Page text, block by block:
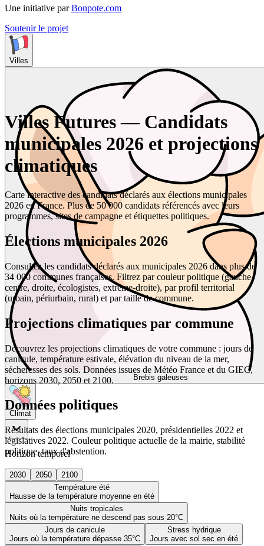
Une initiative par Bonpote.com
Soutenir le projet
Villes
Brebis galeuses
Climat
Horizon temporel
2030 2050
2100
Température été
Hausse de la température moyenne en été
Nuits tropicales
Nuits où la température ne descend pas sous 20°C
Jours de canicule
Jours où la température dépasse 35°C
Stress hydrique
Jours avec sol sec en été
Villes Futures — Candidats
municipales 2026 et projections
climatiques
Carte interactive des candidats déclarés aux élections municipales
2026 en France. Plus de 50 000 candidats référencés avec leurs
programmes, sites de campagne et étiquettes politiques.
Élections municipales 2026
Consultez les candidats déclarés aux municipales 2026 dans plus de
34 000 communes françaises. Filtrez par couleur politique (gauche,
centre, droite, écologistes, extrême-droite), par profil territorial
(urbain, périurbain, rural) et par taille de commune.
Projections climatiques par commune
Découvrez les projections climatiques de votre commune : jours de
canicule, température estivale, élévation du niveau de la mer,
sécheresses des sols. Données issues de Météo France et du GIEC,
horizons 2030, 2050 et 2100.
Données politiques
Résultats des élections municipales 2020, présidentielles 2022 et
législatives 2022. Couleur politique actuelle de la mairie, stabilité
politique, taux d'abstention.